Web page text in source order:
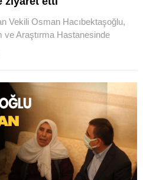
Vekili Osman Hacıbektaşoğlu,
ve Araştırma Hastanesinde